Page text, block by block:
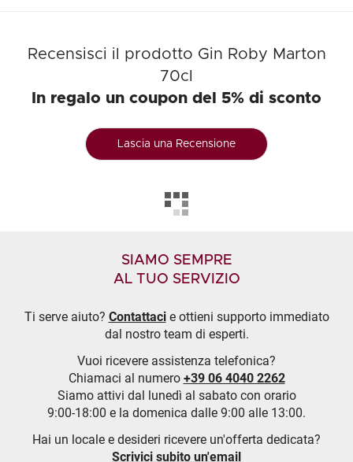
Recensisci il prodotto Gin Roby Marton
70cl
In regalo un coupon del 5% di sconto
Lascia una Recensione
SIAMO SEMPRE
AL TUO SERVIZIO
Ti serve aiuto? Contattacie ottieni supporto immediato
dal nostro team di esperti.
Vuoi ricevere assistenza telefonica?
Chiamaci al numero +39 06 4040 2262
Siamo attivi dal lunedì al sabato con orario
9:00-18:00 e la domenica dalle 9:00 alle 13:00.
Hai un locale e desideri ricevere un'offerta dedicata?
Scrivici subito un'email